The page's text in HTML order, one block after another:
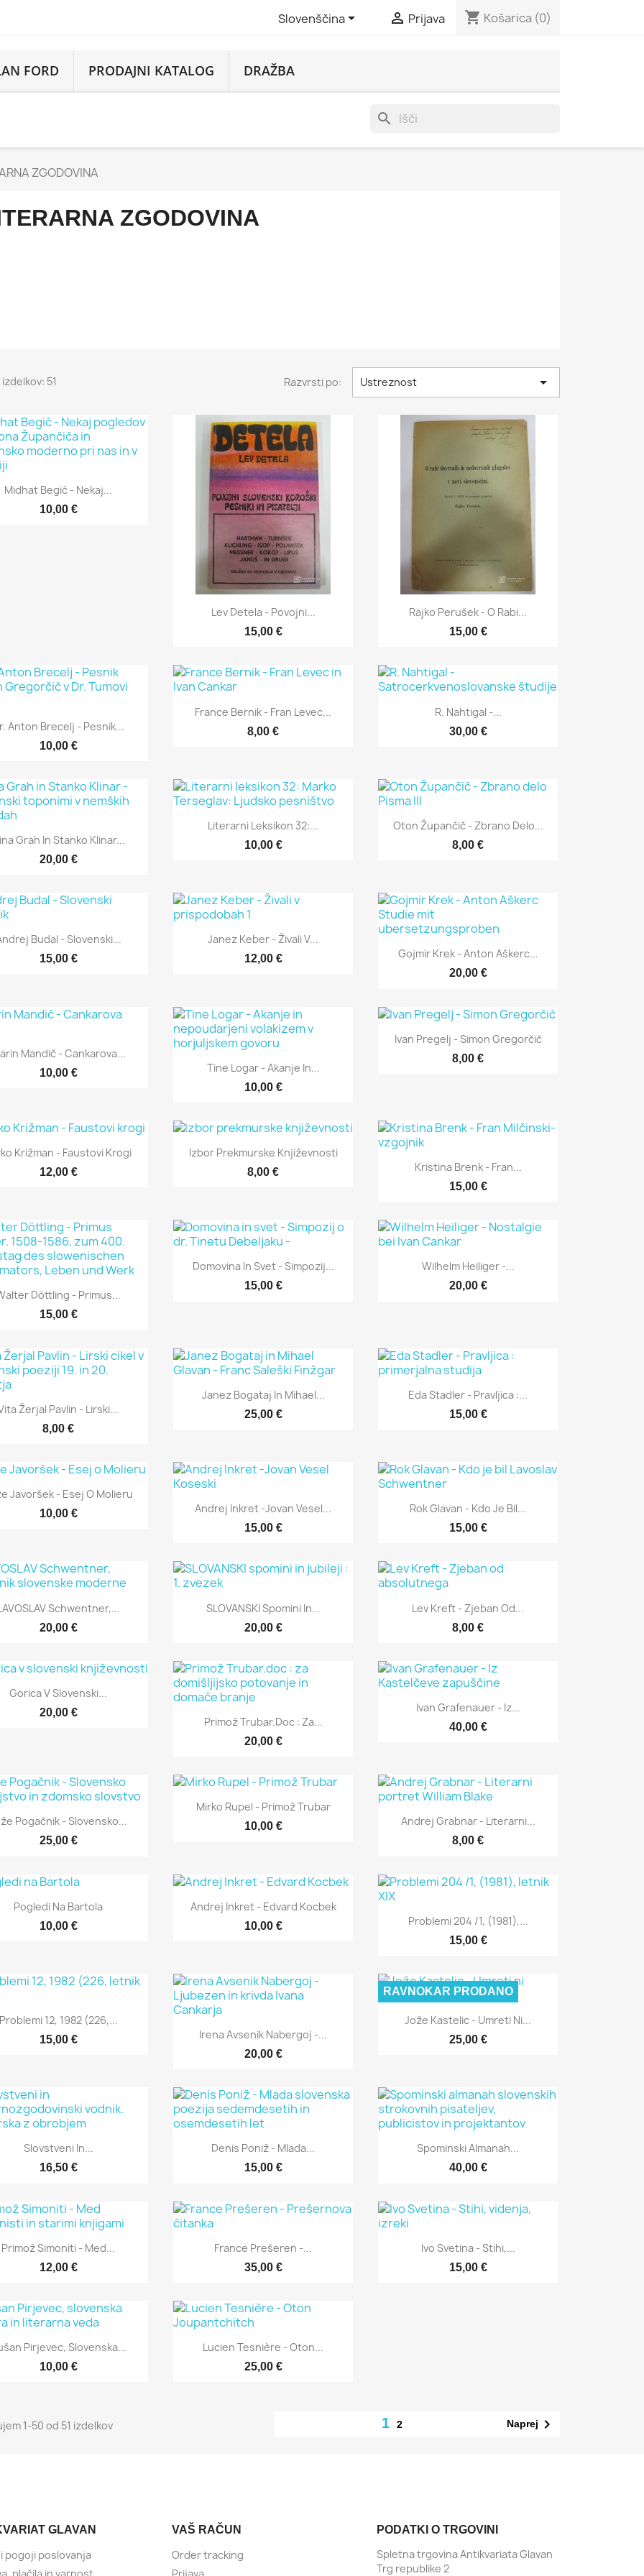
Slovenščina  Prijava shopping_cart Košarica (0)
FORD PRODAJNI KATALOG DRAŽBA
search
ZGODOVINA
ZGODOVINA
51 Razvrsti po: Ustreznost 
Hitri ogled
Midhat Begić - Nekaj...
10,00 €
Hitri ogled
Lev Detela - Povojni...
15,00 €
Hitri ogled
Rajko Perušek - O Rabi...
15,00 €
Hitri ogled
Anton Brecelj - Pesnik...
10,00 €
Hitri ogled
France Bernik - Fran Levec...
8,00 €
 Hitri ogled
R. Nahtigal -...
30,00 €
Hitri ogled
Grah In Stanko Klinar...
20,00 €
Hitri ogled
Literarni Leksikon 32:...
10,00 €
Hitri ogled
Oton Župančič - Zbrano Delo...
8,00 €
Hitri ogled
Budal - Slovenski...
15,00 €
Hitri ogled
Janez Keber - Živali V...
12,00 € Hitri ogled
Gojmir Krek - Anton Aškerc...
20,00 €
Hitri ogled
Mandič - Cankarova...
10,00 € Hitri ogled
Tine Logar - Akanje In...
10,00 €
Hitri ogled
Ivan Pregelj - Simon Gregorčič
8,00 €
Hitri ogled
Križman - Faustovi Krogi
12,00 €
Hitri ogled
Izbor Prekmurske Književnosti
8,00 € Hitri ogled
Kristina Brenk - Fran...
15,00 €
Hitri ogled
Döttling - Primus...
15,00 €
Hitri ogled
Domovina In Svet - Simpozij...
15,00 €
Hitri ogled
Wilhelm Heiliger -...
20,00 €
Hitri ogled
Žerjal Pavlin - Lirski...
8,00 €
Hitri ogled
Janez Bogataj In Mihael...
25,00 €
Hitri ogled
Eda Stadler - Pravljica :...
15,00 €
Hitri ogled
Javoršek - Esej O Molieru
10,00 € Hitri ogled
Andrej Inkret -Jovan Vesel...
15,00 €
Hitri ogled
Rok Glavan - Kdo Je Bil...
15,00 €
Hitri ogled
Schwentner,...
20,00 €
Hitri ogled
SLOVANSKI Spomini In...
20,00 €
Hitri ogled
Lev Kreft - Zjeban Od...
8,00 €
Hitri ogled
Gorica V Slovenski...
20,00 € Hitri ogled
Primož Trubar.doc : Za...
20,00 €
Hitri ogled
Ivan Grafenauer - Iz...
40,00 €
Hitri ogled
Pogačnik - Slovensko...
25,00 €
Hitri ogled
Mirko Rupel - Primož Trubar
10,00 € Hitri ogled
Andrej Grabnar - Literarni...
8,00 €
Hitri ogled
Pogledi Na Bartola
10,00 €
Hitri ogled
Andrej Inkret - Edvard Kocbek
10,00 € Hitri ogled
Problemi 204 /1, (1981),...
15,00 €
Hitri ogled
12, 1982 (226,...
15,00 € Hitri ogled
Irena Avsenik Nabergoj -...
20,00 €
Hitri ogled
Jože Kastelic - Umreti Ni...
25,00 €
RAVNOKAR PRODANO
Hitri ogled
Slovstveni In...
16,50 €
 Hitri ogled
Denis Poniž - Mlada...
15,00 €
Hitri ogled
Spominski Almanah...
40,00 €
Hitri ogled
Primož Simoniti - Med...
12,00 €
Hitri ogled
France Prešeren -...
35,00 €
Hitri ogled
Ivo Svetina - Stihi,...
15,00 €
Hitri ogled
Pirjevec, Slovenska...
10,00 €
Hitri ogled
Lucien Tesnière - Oton...
25,00 €
1-50 od 51 izdelkov 1 2 Naprej 
GLAVAN
pogoji poslovanja
VAŠ RAČUN
Order tracking
PODATKI O TRGOVINI
Spletna trgovina Antikvariata Glavan
Trg republike 2